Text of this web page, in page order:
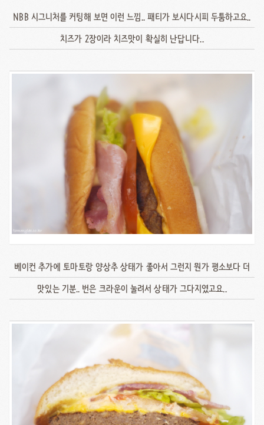
NBB 시그니처를 커팅해 보면 이런 느낌.. 패티가 보시다시피 두툼하고요..
치즈가 2장이라 치즈맛이 확실히 난답니다..
베이컨 추가에 토마토랑 양상추 상태가 좋아서 그런지 뭔가 평소보다 더
맛있는 기분.. 번은 크라운이 눌려서 상태가 그다지였고요..